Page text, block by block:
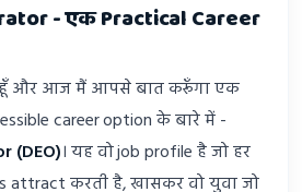
- एक Practical Career
हूँ और आज मैं आपसे बात करूँगा एक
career option के बारे में -
(DEO)। यह वो job profile है जो हर
attract करती है, खासकर वो युवा जो